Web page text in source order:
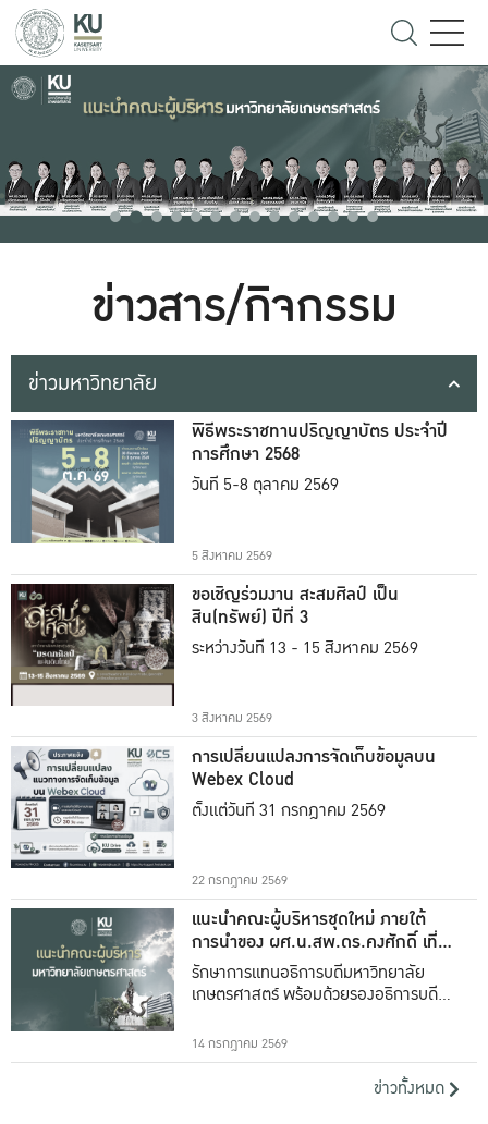
ข่าวสาร/กิจกรรม
ข่าวมหาวิทยาลัย
พิธีพระราชทานปริญญาบัตร ประจำปี
การศึกษา 2568
วันที่ 5-8 ตุลาคม 2569
5 สิงหาคม 2569
ขอเชิญร่วมงาน สะสมศิลป์ เป็น
สิน(ทรัพย์) ปีที่ 3
ระหว่างวันที่ 13 - 15 สิงหาคม 2569
3 สิงหาคม 2569
การเปลี่ยนแปลงการจัดเก็บข้อมูลบน
Webex Cloud
ตั้งแต่วันที่ 31 กรกฎาคม 2569
22 กรกฎาคม 2569
แนะนำคณะผู้บริหารชุดใหม่ ภายใต้
การนำของ ผศ.น.สพ.ดร.คงศักดิ์ เที่ยง
ธรรม
รักษาการแทนอธิการบดีมหาวิทยาลัย
เกษตรศาสตร์ พร้อมด้วยรองอธิการบดีทั้ง
14 กรกฎาคม 2569
ข่าวทั้งหมด